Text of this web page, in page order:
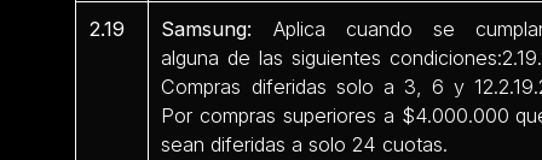
2.19 Samsung: Aplica cuando se
alguna de las siguientes
Compras diferidas solo a 3, 6 y
Por compras superiores a $4.000.000
sean diferidas a solo 24 cuotas.